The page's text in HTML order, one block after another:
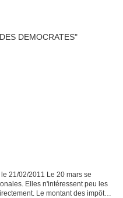
21/02/2011 Le 20 mars se
Elles n'intéressent peu les
Le montant des impôts